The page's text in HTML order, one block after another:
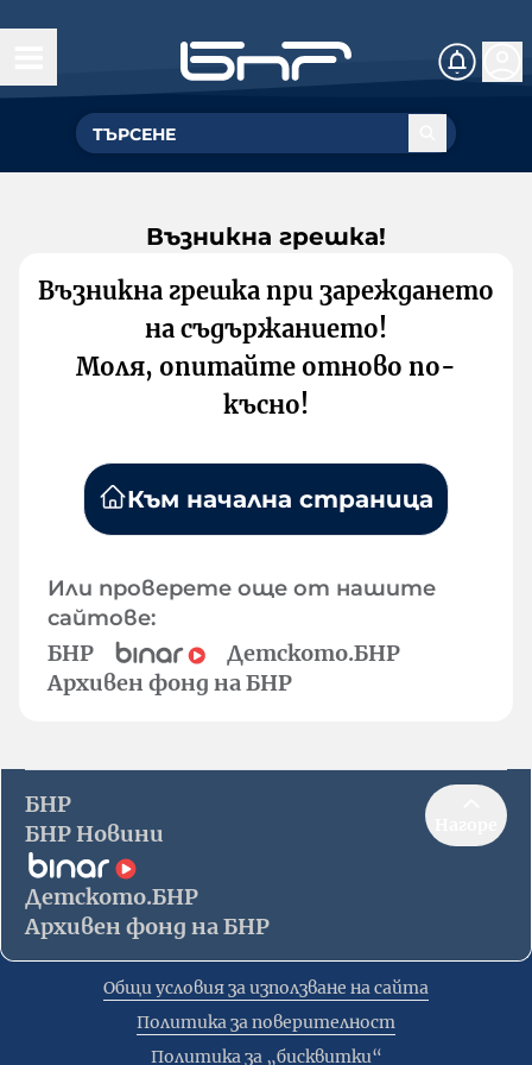
Възникна грешка!
Възникна грешка при зареждането
на съдържанието!
Моля, опитайте отново по-
късно!
Към начална страница
Или проверете още от нашите
сайтове:
БНР
Детското.БНР
Архивен фонд на БНР
БНР
БНР Новини
Детското.БНР
Архивен фонд на БНР
Общи условия за използване на сайта
Политика за поверителност
Политика за „бисквитки“